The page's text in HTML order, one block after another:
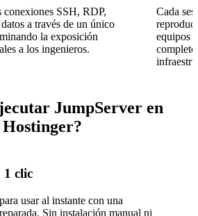
conexiones SSH, RDP,
a través de un único
la exposición
a los ingenieros.
Cada
equipos
JumpServer en
Hostinger?
1 clic
usar al instante con una
Sin instalación manual ni